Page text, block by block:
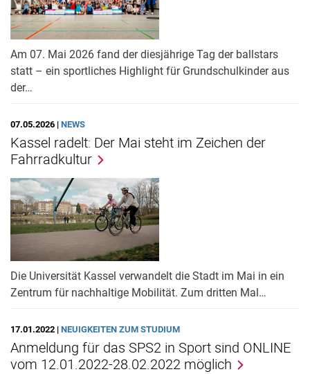
Am 07. Mai 2026 fand der diesjährige Tag der ballstars
statt – ein sportliches Highlight für Grundschulkinder aus
der…
07.05.2026 | NEWS
Kassel radelt: Der Mai steht im Zeichen der
Fahrradkultur
Die Universität Kassel verwandelt die Stadt im Mai in ein
Zentrum für nachhaltige Mobilität. Zum dritten Mal…
17.01.2022 | NEUIGKEITEN ZUM STUDIUM
Anmeldung für das SPS2 in Sport sind ONLINE
vom 12.01.2022-28.02.2022 möglich